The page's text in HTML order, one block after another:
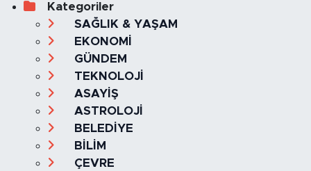
Kategoriler
SAĞLIK & YAŞAM
EKONOMİ
GÜNDEM
TEKNOLOJİ
ASAYİŞ
ASTROLOJİ
BELEDİYE
BİLİM
ÇEVRE